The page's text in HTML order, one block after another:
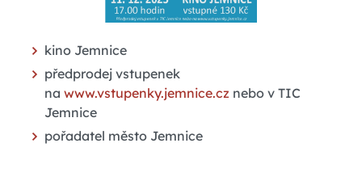
kino Jemnice
předprodej vstupenek
na www.vstupenky.jemnice.cz nebo v TIC
Jemnice
pořadatel město Jemnice